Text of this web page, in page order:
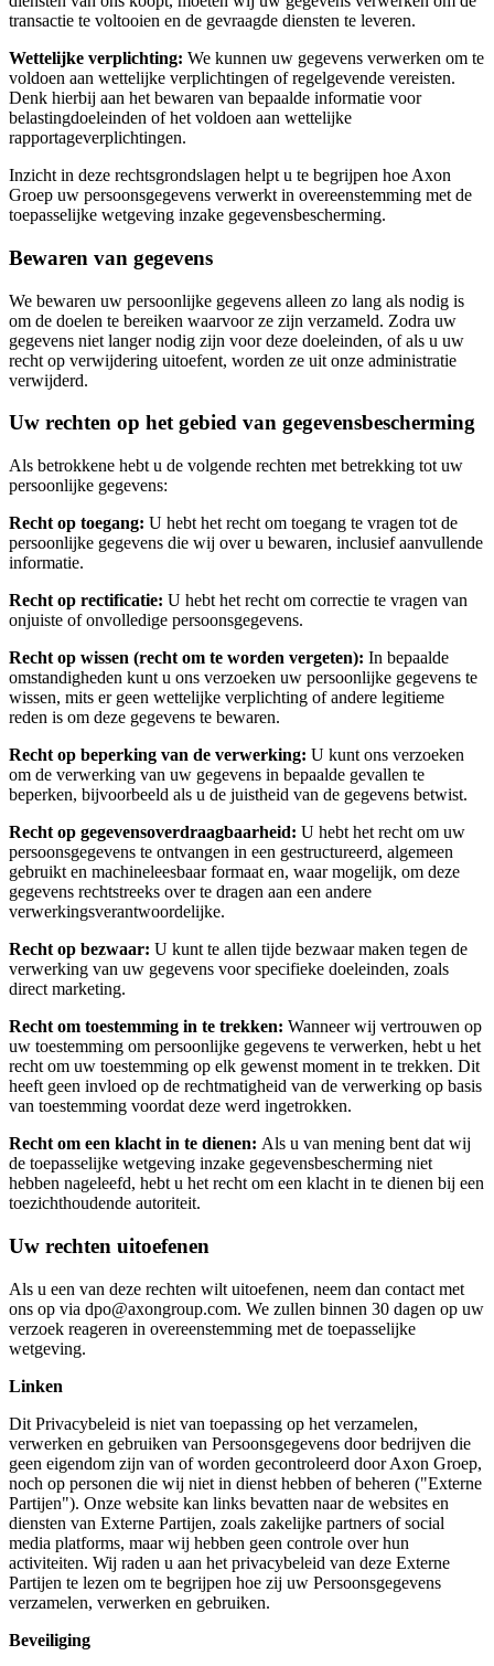
transactie te voltooien en de gevraagde diensten te leveren.
Wettelijke verplichting: We kunnen uw gegevens verwerken om te
voldoen aan wettelijke verplichtingen of regelgevende vereisten.
Denk hierbij aan het bewaren van bepaalde informatie voor
belastingdoeleinden of het voldoen aan wettelijke
rapportageverplichtingen.
Inzicht in deze rechtsgrondslagen helpt u te begrijpen hoe Axon
Groep uw persoonsgegevens verwerkt in overeenstemming met de
toepasselijke wetgeving inzake gegevensbescherming.
Bewaren van gegevens
We bewaren uw persoonlijke gegevens alleen zo lang als nodig is
om de doelen te bereiken waarvoor ze zijn verzameld. Zodra uw
gegevens niet langer nodig zijn voor deze doeleinden, of als u uw
recht op verwijdering uitoefent, worden ze uit onze administratie
verwijderd.
Uw rechten op het gebied van gegevensbescherming
Als betrokkene hebt u de volgende rechten met betrekking tot uw
persoonlijke gegevens:
Recht op toegang: U hebt het recht om toegang te vragen tot de
persoonlijke gegevens die wij over u bewaren, inclusief aanvullende
informatie.
Recht op rectificatie: U hebt het recht om correctie te vragen van
onjuiste of onvolledige persoonsgegevens.
Recht op wissen (recht om te worden vergeten): In bepaalde
omstandigheden kunt u ons verzoeken uw persoonlijke gegevens te
wissen, mits er geen wettelijke verplichting of andere legitieme
reden is om deze gegevens te bewaren.
Recht op beperking van de verwerking: U kunt ons verzoeken
om de verwerking van uw gegevens in bepaalde gevallen te
beperken, bijvoorbeeld als u de juistheid van de gegevens betwist.
Recht op gegevensoverdraagbaarheid: U hebt het recht om uw
persoonsgegevens te ontvangen in een gestructureerd, algemeen
gebruikt en machineleesbaar formaat en, waar mogelijk, om deze
gegevens rechtstreeks over te dragen aan een andere
verwerkingsverantwoordelijke.
Recht op bezwaar: U kunt te allen tijde bezwaar maken tegen de
verwerking van uw gegevens voor specifieke doeleinden, zoals
direct marketing.
Recht om toestemming in te trekken: Wanneer wij vertrouwen op
uw toestemming om persoonlijke gegevens te verwerken, hebt u het
recht om uw toestemming op elk gewenst moment in te trekken. Dit
heeft geen invloed op de rechtmatigheid van de verwerking op basis
van toestemming voordat deze werd ingetrokken.
Recht om een klacht in te dienen: Als u van mening bent dat wij
de toepasselijke wetgeving inzake gegevensbescherming niet
hebben nageleefd, hebt u het recht om een klacht in te dienen bij een
toezichthoudende autoriteit.
Uw rechten uitoefenen
Als u een van deze rechten wilt uitoefenen, neem dan contact met
ons op via dpo@axongroup.com. We zullen binnen 30 dagen op uw
verzoek reageren in overeenstemming met de toepasselijke
wetgeving.
Linken
Dit Privacybeleid is niet van toepassing op het verzamelen,
verwerken en gebruiken van Persoonsgegevens door bedrijven die
geen eigendom zijn van of worden gecontroleerd door Axon Groep,
noch op personen die wij niet in dienst hebben of beheren ("Externe
Partijen"). Onze website kan links bevatten naar de websites en
diensten van Externe Partijen, zoals zakelijke partners of social
media platforms, maar wij hebben geen controle over hun
activiteiten. Wij raden u aan het privacybeleid van deze Externe
Partijen te lezen om te begrijpen hoe zij uw Persoonsgegevens
verzamelen, verwerken en gebruiken.
Beveiliging